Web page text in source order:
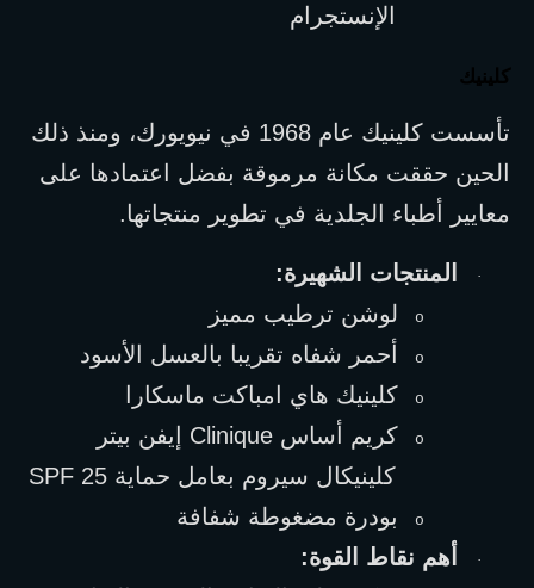
الإنستجرام
كلينيك
معايير أطباء الجلدية في تطوير منتجاتها.
· المنتجات الشهيرة:
o لوشن ترطيب مميز
o أحمر شفاه تقريبا بالعسل الأسود
o كلينيك هاي امباكت ماسكارا
o كريم أساس Clinique
كلينيكال سيروم بعامل حماية SPF 25
o بودرة مضغوطة شفافة
· أهم نقاط القوة: